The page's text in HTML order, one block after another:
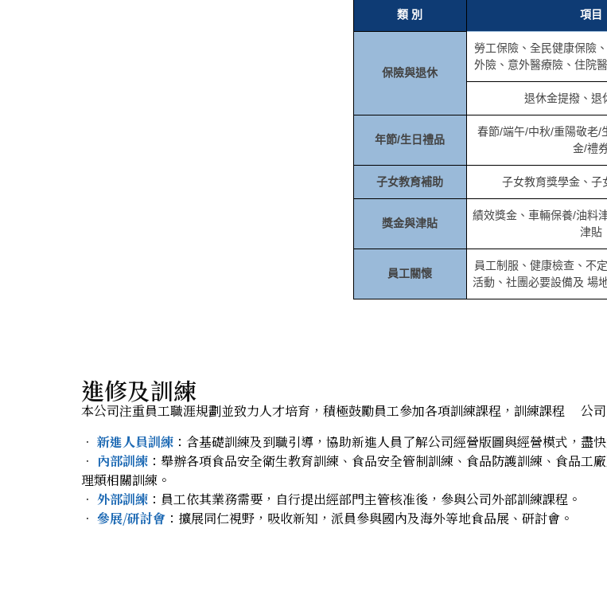
類 別 項目
保險與退休
勞工保險、全民健康保險
外險、意外醫療險、住院
退休金提撥、退
年節/生日禮品
春節/端午/中秋/重陽敬老/
金/禮
子女教育補助 子女教育獎學金、子
獎金與津貼
績效獎金、車輛保養/油料
津貼
員工關懷
員工制服、健康檢查、不
活動、社團必要設備及 場
進修及訓練
本公司注重員工職涯規劃並致力人才培育，積極鼓勵員工參加各項訓練課程，訓練課程 公
． 新進人員訓練 ：含基礎訓練及到職引導，協助新進人員了解公司經營版圖與經營模式，盡
． 內部訓練 ：舉辦各項食品安全衛生教育訓練、食品安全管制訓練、食品防護訓練、食品
理類相關訓練。
． 外部訓練 ：員工依其業務需要，自行提出經部門主管核准後，參與公司外部訓練課程。
． 參展/研討會 ：擴展同仁視野，吸收新知，派員參與國內及海外等地食品展、研討會。